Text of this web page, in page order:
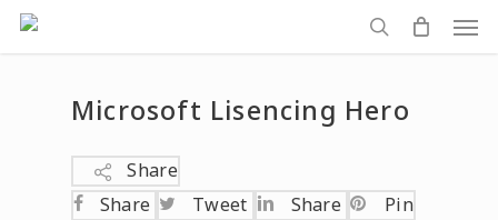
Skip
to
search
Microsoft Lisencing Hero
Share
Share
Tweet Share
Pin